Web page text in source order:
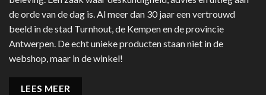
de orde van de dag is. Al meer dan 30 jaar een vertrouwd
beeld in de stad Turnhout, de Kempen en de provincie
Antwerpen. De echt unieke producten staan niet in de
webshop, maar in de winkel!
LEES MEER